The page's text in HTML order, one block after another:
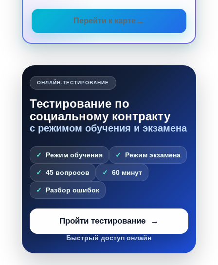
Перейти к карте
ОНЛАЙН-ТЕСТИРОВАНИЕ
Тестирование по
социальному контракту
с режимом обучения и экзамена
Режим обучения Режим экзамена
45 вопросов 60 минут
Разбор ошибок
Пройти тестирование
Быстрый доступ онлайн